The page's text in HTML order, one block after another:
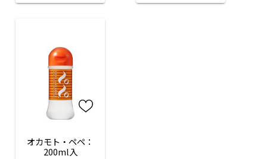
オカモト・ペペ：
200ml入